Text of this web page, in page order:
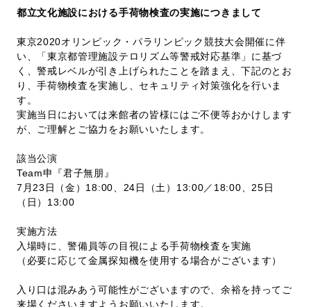
都立文化施設における手荷物検査の実施につきまして
東京2020オリンピック・パラリンピック競技大会開催に伴
い、「東京都管理施設テロリズム等警戒対応基準」に基づ
く、警戒レベルが引き上げられたことを踏まえ、下記のとお
り、手荷物検査を実施し、セキュリティ対策強化を行いま
す。
実施当日においては来館者の皆様にはご不便等おかけします
が、ご理解とご協力をお願いいたします。
該当公演
Team申『君子無朋』
7月23日（金）18:00、24日（土）13:00／18:00、25日
（日）13:00
実施方法
入場時に、警備員等の目視による手荷物検査を実施
（必要に応じて金属探知機を使用する場合がございます）
入り口は混みあう可能性がございますので、余裕を持ってご
来場くださいますようお願いいたします。